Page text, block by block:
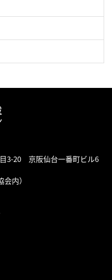
3-20 京阪仙台一番町ビル6
内）